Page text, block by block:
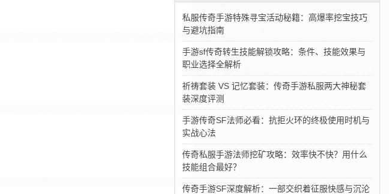
私服传奇手游特殊寻宝活动秘籍：高爆率挖宝技巧
与避坑指南
手游sf传奇转生技能解锁攻略：条件、技能效果与
职业选择全解析
祈祷套装 VS 记忆套装：传奇手游私服两大神秘套
装深度评测‌
手游传奇SF法师必看：抗拒火环的终极使用时机与
实战心法
传奇私服手游法师挖矿攻略：效率快不快？用什么
技能组合最好？
传奇手游SF深度解析：一部交织着征服快感与沉沦